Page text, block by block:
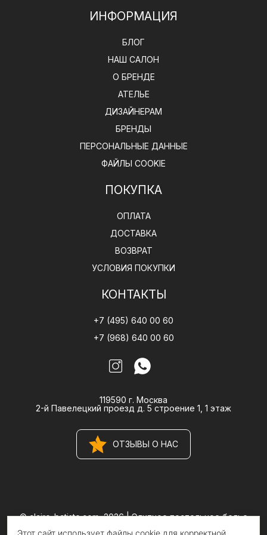
ИНФОРМАЦИЯ
БЛОГ
НАШ САЛОН
О БРЕНДЕ
АТЕЛЬЕ
ДИЗАЙНЕРАМ
БРЕНДЫ
ПЕРСОНАЛЬНЫЕ ДАННЫЕ
ФАЙЛЫ COOKIE
ПОКУПКА
ОПЛАТА
ДОСТАВКА
ВОЗВРАТ
УСЛОВИЯ ПОКУПКИ
КОНТАКТЫ
+7 (495) 640 00 60
+7 (968) 640 00 60
119590 г. Москва
2-й Павелецкий проезд д. 5 строение 1, 1 этаж
ОТЗЫВЫ О НАС
© claire-batiste.com, 2026 |Элитное постельное белье
Этот сайт использует файлы cookie для корректной